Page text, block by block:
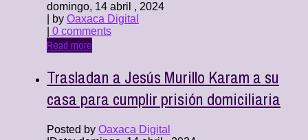
domingo, 14 abril , 2024
| by Oaxaca Digital
0 comments
Read more
Trasladan a Jesús Murillo Karam a su
casa para cumplir prisión domiciliaria
Posted by Oaxaca Digital